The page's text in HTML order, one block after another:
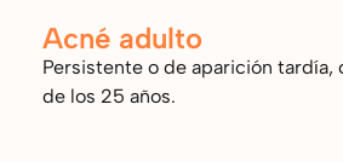
Acné adulto
Persistente o de aparición tardía,
de los 25 años.